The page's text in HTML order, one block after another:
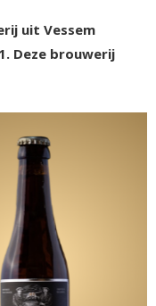
uit Vessem
Deze brouwerij